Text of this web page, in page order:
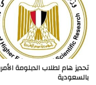
تحديز هام لطلاب الدبلومة
بالسعودية